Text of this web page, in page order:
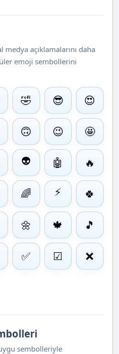
açıklamalarını daha
emoji sembollerini
🤣 😎 😍
🙃 😉 🤩
👽 🤖 🔥
🌈 ⚡ 🍀
🌼 🍁 🎵
✅ ☑ ❌
sembolleriyle